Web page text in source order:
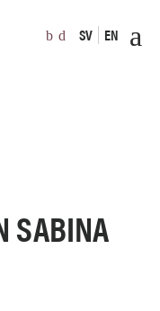
SV EN
SABINA